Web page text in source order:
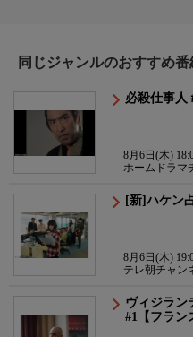
同じジャンルのおすすめ番
必殺仕事
8月6日(木)
ホームドラマ
[新]ハケン
8月6日(木)
テレ朝チャン
ヴィジラ
#1【フラン